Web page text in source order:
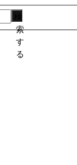
索
す
る